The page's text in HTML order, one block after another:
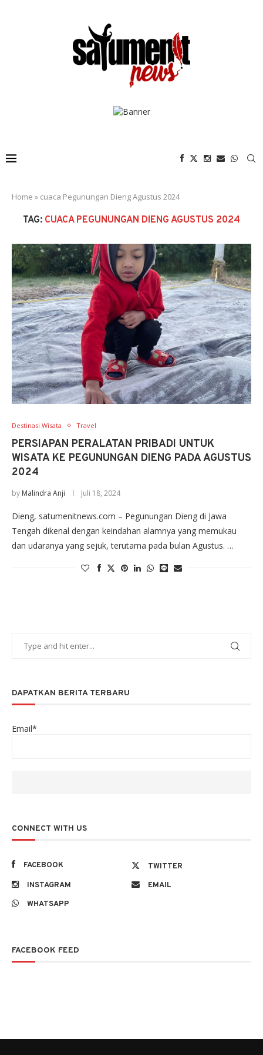
Home » cuaca Pegunungan Dieng Agustus 2024
TAG: CUACA PEGUNUNGAN DIENG AGUSTUS 2024
Destinasi Wisata Travel
PERSIAPAN PERALATAN PRIBADI UNTUK
WISATA KE PEGUNUNGAN DIENG PADA AGUSTUS
2024
by Malindra Anji Juli 18, 2024
Dieng, satumenitnews.com – Pegunungan Dieng di Jawa
Tengah dikenal dengan keindahan alamnya yang memukau
dan udaranya yang sejuk, terutama pada bulan Agustus. …
DAPATKAN BERITA TERBARU
Email*
CONNECT WITH US
FACEBOOK
TWITTER
INSTAGRAM
EMAIL
WHATSAPP
FACEBOOK FEED